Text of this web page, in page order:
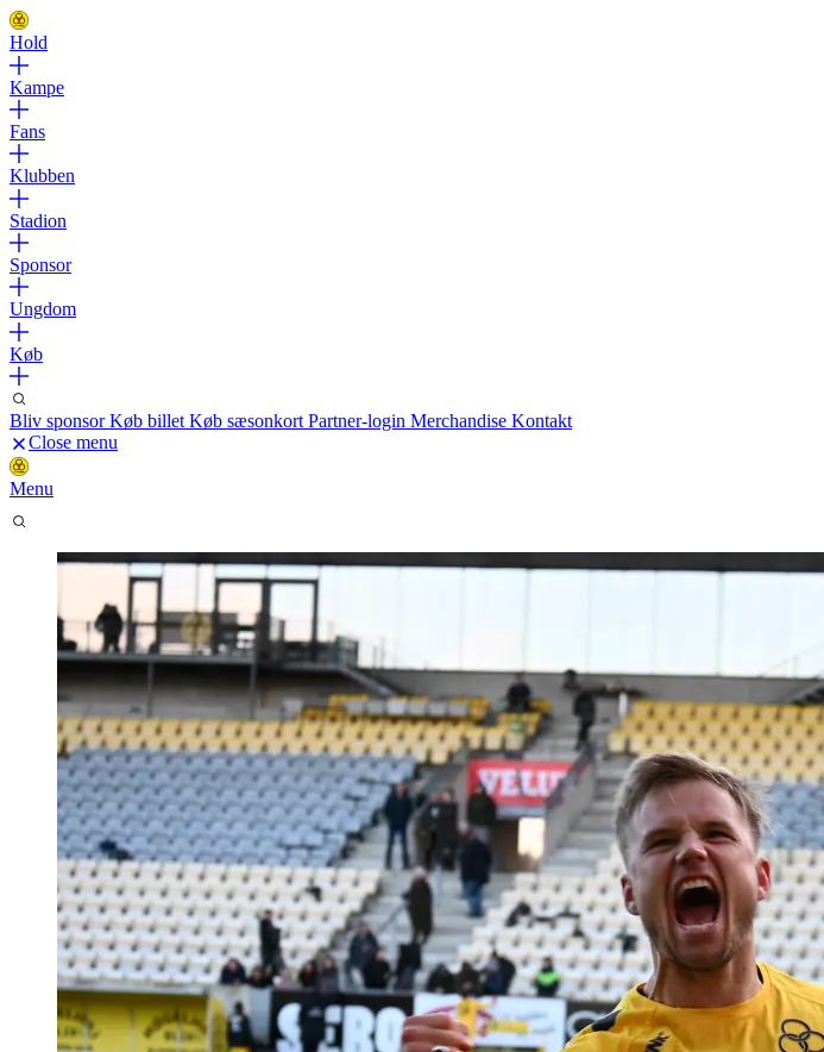
Hold
Kampe
Fans
Klubben
Stadion
Sponsor
Ungdom
Køb
Bliv sponsorKøb billet Køb sæsonkort Partner-login Merchandise Kontakt
Close menu
Menu